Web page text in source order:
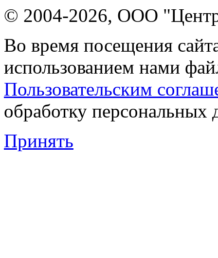
© 2004-2026, ООО "Центр
Во время посещения
использованием нами
Пользовательским
обработку персональных
Принять